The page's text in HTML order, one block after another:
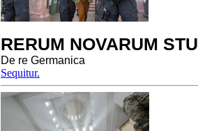
RERUM NOVARUM
De re Germanica
Sequitur.